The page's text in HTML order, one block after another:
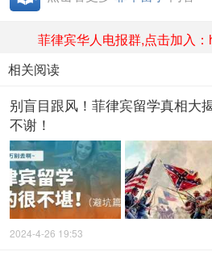
菲律宾华人电报群,点击加入
相关阅读
别盲目跟风！菲律宾留学真相大
不谢！
2024-4-26 19:53